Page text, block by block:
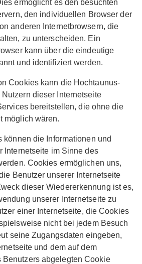
ermöglicht es den besuchten
den individuellen Browser der
anderen Internetbrowsern, die
zu unterscheiden. Ein
kann über die eindeutige
und identifiziert werden.
Cookies kann die Hochtaunus-
dieser Internetseite
bereitstellen, die ohne die
möglich wären.
können die Informationen und
Internetseite im Sinne des
Cookies ermöglichen uns,
Benutzer unserer Internetseite
dieser Wiedererkennung ist es,
unserer Internetseite zu
einer Internetseite, die Cookies
nicht bei jedem Besuch
seine Zugangsdaten eingeben,
und dem auf dem
Benutzers abgelegten Cookie